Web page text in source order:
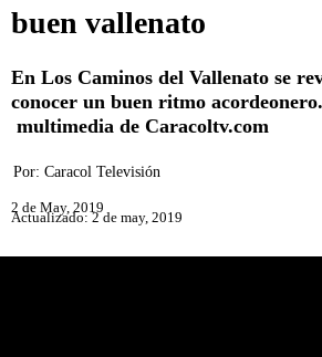
buen vallenato
En Los Caminos del Vallenato se
conocer un buen ritmo
multimedia de Caracoltv.com
Por: Caracol Televisión
2 de May, 2019
Actualizado: 2 de may, 2019